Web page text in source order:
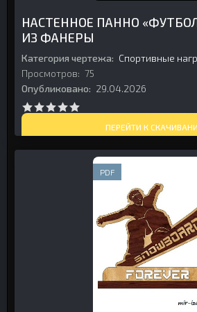
НАСТЕННОЕ ПАННО
ИЗ ФАНЕРЫ
Категория чертежа: Спортивные
Просмотров: 75
Опубликовано: 29.04.2026
ПЕРЕЙТИ К
PDF